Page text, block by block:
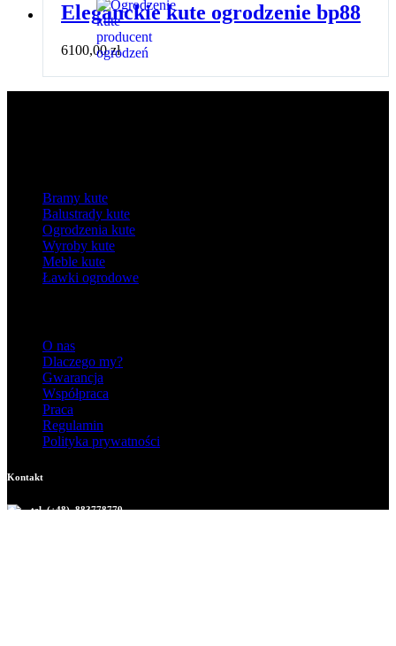
Eleganckie kute ogrodzenie bp88
6100,00zł
Bramy kute
Balustrady kute
Ogrodzenia kute
Wyroby kute
Meble kute
Ławki ogrodowe
O nas
Dlaczego my?
Gwarancja
Współpraca
Praca
Regulamin
Polityka prywatności
Kontakt
tel. (+48) 883778779